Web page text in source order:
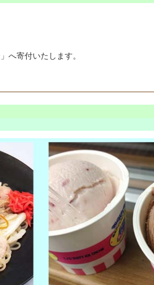
へ寄付いたします。